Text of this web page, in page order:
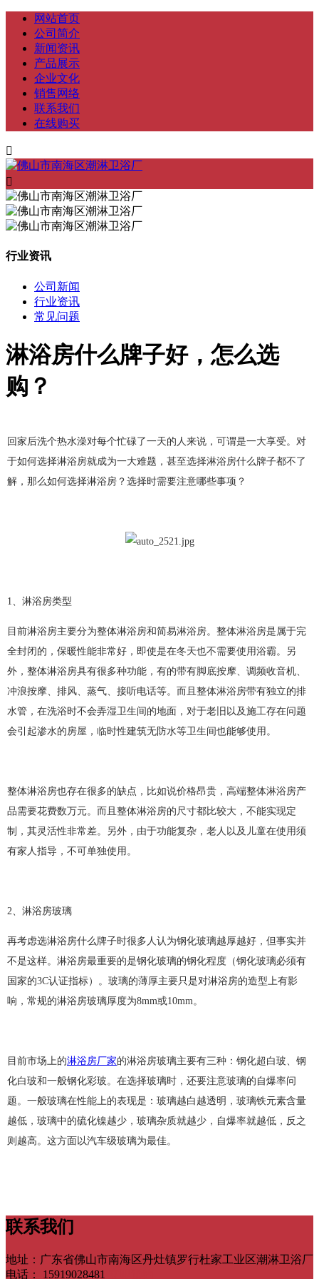
网站首页
公司简介
新闻资讯
产品展示
企业文化
销售网络
联系我们
在线购买


行业资讯
公司新闻
行业资讯
常见问题
淋浴房什么牌子好，怎么选
购？
回家后洗个热水澡对每个忙碌了一天的人来说，可谓是一大享受。对
于如何选择淋浴房就成为一大难题，甚至选择淋浴房什么牌子都不了
解，那么如何选择淋浴房？选择时需要注意哪些事项？
1、淋浴房类型
目前淋浴房主要分为整体淋浴房和简易淋浴房。整体淋浴房是属于完
全封闭的，保暖性能非常好，即使是在冬天也不需要使用浴霸。另
外，整体淋浴房具有很多种功能，有的带有脚底按摩、调频收音机、
冲浪按摩、排风、蒸气、接听电话等。而且整体淋浴房带有独立的排
水管，在洗浴时不会弄湿卫生间的地面，对于老旧以及施工存在问题
会引起渗水的房屋，临时性建筑无防水等卫生间也能够使用。
整体淋浴房也存在很多的缺点，比如说价格昂贵，高端整体淋浴房产
品需要花费数万元。而且整体淋浴房的尺寸都比较大，不能实现定
制，其灵活性非常差。另外，由于功能复杂，老人以及儿童在使用须
有家人指导，不可单独使用。
2、淋浴房玻璃
再考虑选淋浴房什么牌子时很多人认为钢化玻璃越厚越好，但事实并
不是这样。淋浴房最重要的是钢化玻璃的钢化程度（钢化玻璃必须有
国家的3C认证指标）。玻璃的薄厚主要只是对淋浴房的造型上有影
响，常规的淋浴房玻璃厚度为8mm或10mm。
目前市场上的淋浴房厂家的淋浴房玻璃主要有三种：钢化超白玻、钢
化白玻和一般钢化彩玻。在选择玻璃时，还要注意玻璃的自爆率问
题。一般玻璃在性能上的表现是：玻璃越白越透明，玻璃铁元素含量
越低，玻璃中的硫化镍越少，玻璃杂质就越少，自爆率就越低，反之
则越高。这方面以汽车级玻璃为最佳。
联系我们
地址：广东省佛山市南海区丹灶镇罗行杜家工业区潮淋卫浴厂
电话：
15919028481